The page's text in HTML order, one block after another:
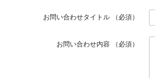
お問い合わせタイトル （必須）
お問い合わせ内容 （必須）